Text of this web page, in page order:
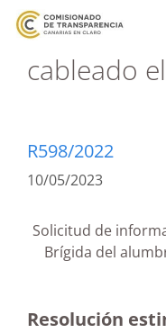
cableado
R598/2022
10/05/2023
Solicitud de
Brígida del
Resolución